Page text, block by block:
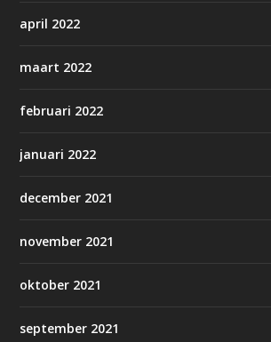
april 2022
maart 2022
februari 2022
januari 2022
december 2021
november 2021
oktober 2021
september 2021